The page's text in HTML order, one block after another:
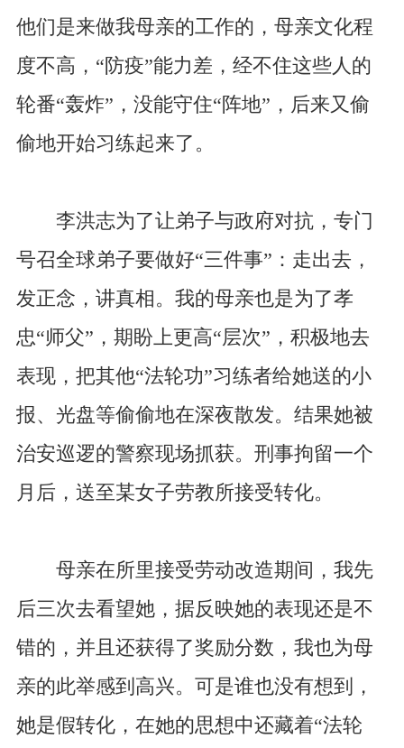
他们是来做我母亲的工作的，母亲文化程
度不高，“防疫”能力差，经不住这些人的
轮番“轰炸”，没能守住“阵地”，后来又偷
偷地开始习练起来了。
李洪志为了让弟子与政府对抗，专门
号召全球弟子要做好“三件事”：走出去，
发正念，讲真相。我的母亲也是为了孝
忠“师父”，期盼上更高“层次”，积极地去
表现，把其他“法轮功”习练者给她送的小
报、光盘等偷偷地在深夜散发。结果她被
治安巡逻的警察现场抓获。刑事拘留一个
月后，送至某女子劳教所接受转化。
母亲在所里接受劳动改造期间，我先
后三次去看望她，据反映她的表现还是不
错的，并且还获得了奖励分数，我也为母
亲的此举感到高兴。可是谁也没有想到，
她是假转化，在她的思想中还藏着“法轮